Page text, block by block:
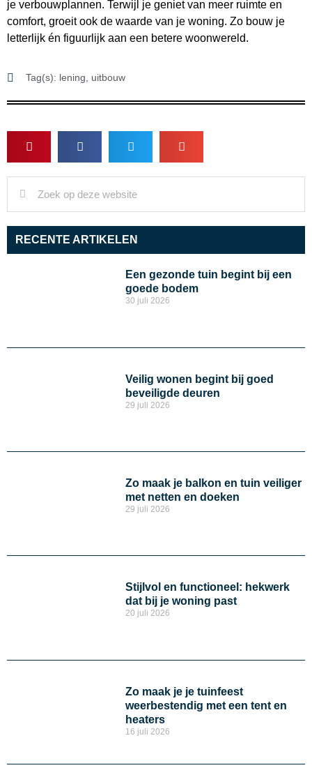
je verbouwplannen. Terwijl je geniet van meer ruimte en
comfort, groeit ook de waarde van je woning. Zo bouw je
letterlijk én figuurlijk aan een betere woonwereld.
Tag(s): lening, uitbouw
RECENTE ARTIKELEN
Een gezonde tuin begint bij een
goede bodem
30 juli 2026
Veilig wonen begint bij goed
beveiligde deuren
29 juli 2026
Zo maak je balkon en tuin veiliger
met netten en doeken
29 juli 2026
Stijlvol en functioneel: hekwerk
dat bij je woning past
20 juli 2026
Zo maak je je tuinfeest
weerbestendig met een tent en
heaters
16 juli 2026